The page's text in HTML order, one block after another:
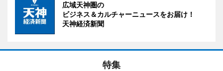
広域天神圏の
ビジネス＆カルチャーニュースをお届け！
天神経済新聞
特集